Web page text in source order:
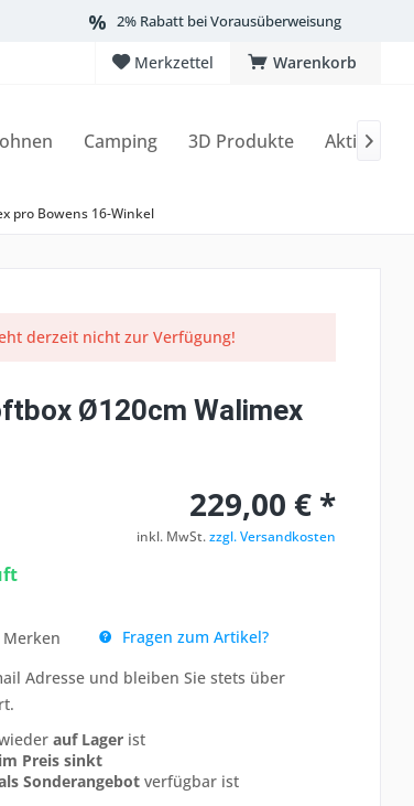
2% Rabatt bei Vorausüberweisung
Warenkorb
Merkzettel
Camping 3D Produkte Aktionen

pro Bowens 16-Winkel
derzeit nicht zur Verfügung!
Ø120cm Walimex
229,00 € *
inkl. MwSt.zzgl. Versandkosten
Merken
Fragen zum Artikel?
Adresse und bleiben Sie stets über
auf Lagerist
im Preis sinkt
Sonderangebotverfügbar ist